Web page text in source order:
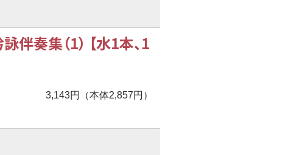
奏集（1） 【水1本、1
3,143円（本体2,857円）